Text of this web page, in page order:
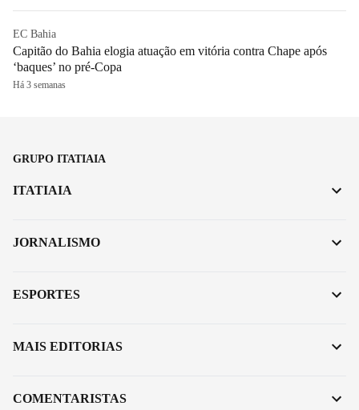
EC Bahia
Capitão do Bahia elogia atuação em vitória contra Chape após
‘baques’ no pré-Copa
Há 3 semanas
GRUPO ITATIAIA
ITATIAIA
JORNALISMO
ESPORTES
MAIS EDITORIAS
COMENTARISTAS